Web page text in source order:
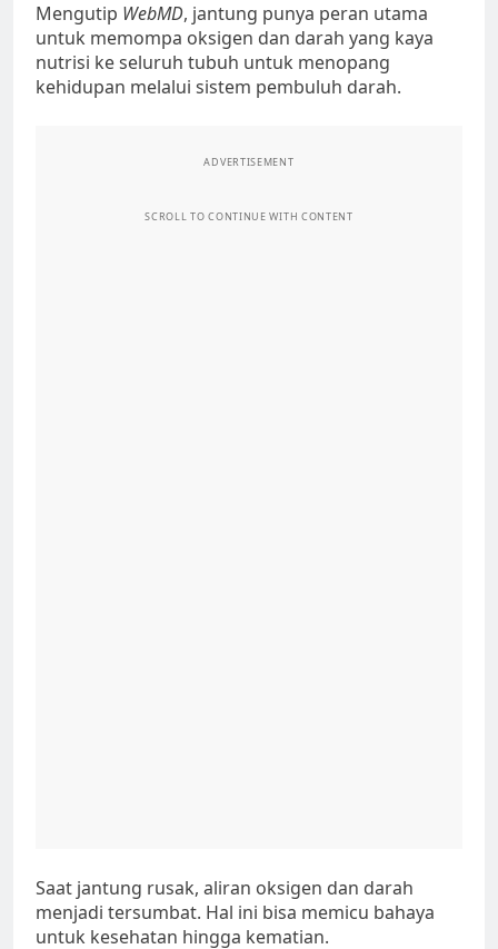
Mengutip WebMD, jantung punya peran utama
untuk memompa oksigen dan darah yang kaya
nutrisi ke seluruh tubuh untuk menopang
kehidupan melalui sistem pembuluh darah.
ADVERTISEMENT
SCROLL TO CONTINUE WITH CONTENT
Saat jantung rusak, aliran oksigen dan darah
menjadi tersumbat. Hal ini bisa memicu bahaya
untuk kesehatan hingga kematian.